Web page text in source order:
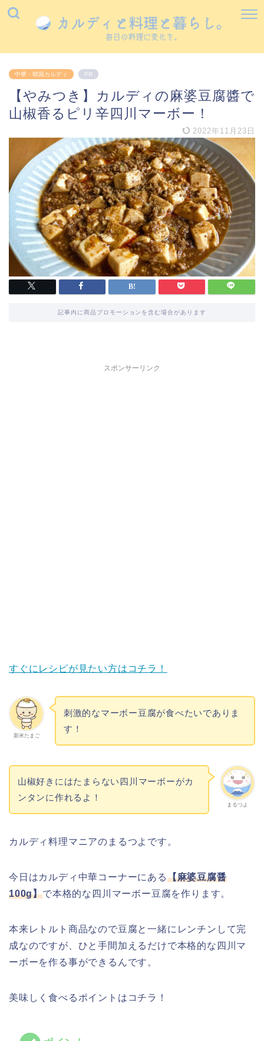
中華・韓国カルディ PR
【やみつき】カルディの麻婆豆腐醬で
山椒香るピリ辛四川マーボー！
2022年11月23日
記事内に商品プロモーションを含む場合があります
スポンサーリンク
すぐにレシピが見たい方はコチラ！
新米たまご
刺激的なマーボー豆腐が食べたいでありま
す！
まるつよ
山椒好きにはたまらない四川マーボーがカ
ンタンに作れるよ！
カルディ料理マニアのまるつよです。
今日はカルディ中華コーナーにある【麻婆豆腐醤
100g】で本格的な四川マーボー豆腐を作ります。
本来レトルト商品なので豆腐と一緒にレンチンして完
成なのですが、ひと手間加えるだけで本格的な四川マ
ーボーを作る事ができるんです。
美味しく食べるポイントはコチラ！